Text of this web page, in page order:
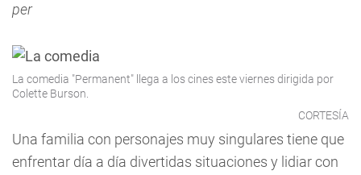
per
La comedia "Permanent" llega a los cines este viernes dirigida por
Colette Burson.
CORTESÍA
Una familia con personajes muy singulares tiene que
enfrentar día a día divertidas situaciones y lidiar con